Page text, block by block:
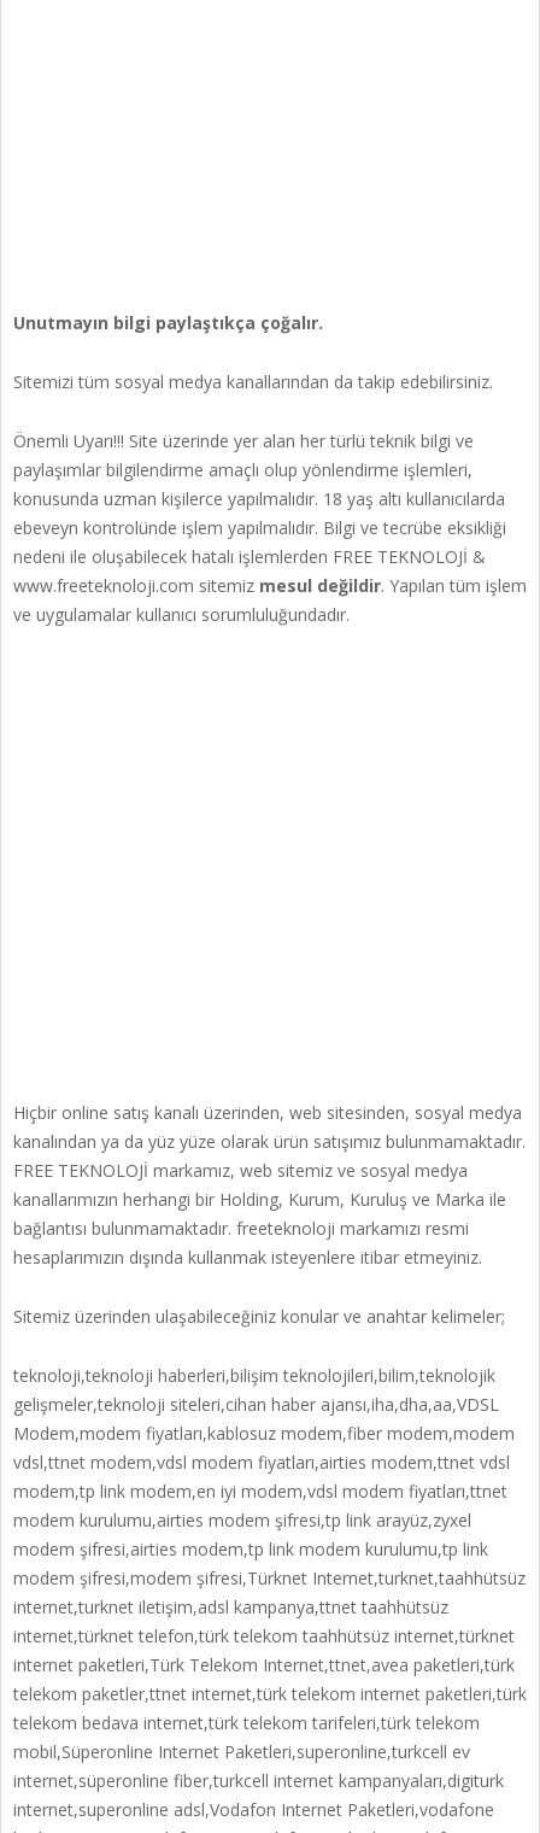
Unutmayın bilgi paylaştıkça çoğalır.
Sitemizi tüm sosyal medya kanallarından da takip edebilirsiniz.
Önemli Uyarı!!! Site üzerinde yer alan her türlü teknik bilgi ve
paylaşımlar bilgilendirme amaçlı olup yönlendirme işlemleri,
konusunda uzman kişilerce yapılmalıdır. 18 yaş altı kullanıcılarda
ebeveyn kontrolünde işlem yapılmalıdır. Bilgi ve tecrübe eksikliği
nedeni ile oluşabilecek hatalı işlemlerden FREE TEKNOLOJİ &
www.freeteknoloji.com sitemiz mesul değildir. Yapılan tüm işlem
ve uygulamalar kullanıcı sorumluluğundadır.
Hiçbir online satış kanalı üzerinden, web sitesinden, sosyal medya
kanalından ya da yüz yüze olarak ürün satışımız bulunmamaktadır.
FREE TEKNOLOJİ markamız, web sitemiz ve sosyal medya
kanallarımızın herhangi bir Holding, Kurum, Kuruluş ve Marka ile
bağlantısı bulunmamaktadır. freeteknoloji markamızı resmi
hesaplarımızın dışında kullanmak isteyenlere itibar etmeyiniz.
Sitemiz üzerinden ulaşabileceğiniz konular ve anahtar kelimeler;
teknoloji,teknoloji haberleri,bilişim teknolojileri,bilim,teknolojik
gelişmeler,teknoloji siteleri,cihan haber ajansı,iha,dha,aa,VDSL
Modem,modem fiyatları,kablosuz modem,fiber modem,modem
vdsl,ttnet modem,vdsl modem fiyatları,airties modem,ttnet vdsl
modem,tp link modem,en iyi modem,vdsl modem fiyatları,ttnet
modem kurulumu,airties modem şifresi,tp link arayüz,zyxel
modem şifresi,airties modem,tp link modem kurulumu,tp link
modem şifresi,modem şifresi,Türknet Internet,turknet,taahhütsüz
internet,turknet iletişim,adsl kampanya,ttnet taahhütsüz
internet,türknet telefon,türk telekom taahhütsüz internet,türknet
internet paketleri,Türk Telekom Internet,ttnet,avea paketleri,türk
telekom paketler,ttnet internet,türk telekom internet paketleri,türk
telekom bedava internet,türk telekom tarifeleri,türk telekom
mobil,Süperonline Internet Paketleri,superonline,turkcell ev
internet,süperonline fiber,turkcell internet kampanyaları,digiturk
internet,superonline adsl,Vodafon Internet Paketleri,vodafone